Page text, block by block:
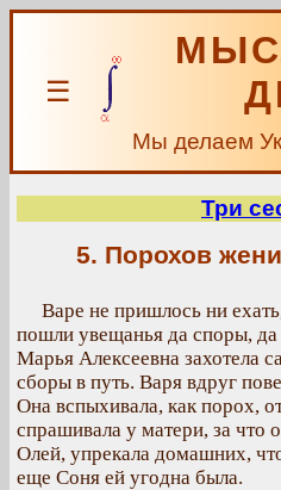
☰
Мы делаем
Три
5. Порохов
Варе не пришлось ни
пошли увещанья да споры,
Марья Алексеевна захотела
сборы в путь. Варя вдруг
Она вспыхивала, как порох,
спрашивала у матери, за что
Олей, упрекала домашних,
еще Соня ей угодна была.